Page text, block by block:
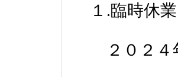
１.臨時休業
２０２４